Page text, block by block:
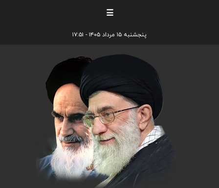
☰
پنجشنبه ۱۵ مرداد ۱۴۰۵ - ۱۷:۵۱